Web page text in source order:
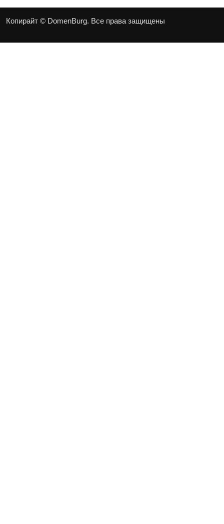
Копирайт © DomenBurg. Все права защищены